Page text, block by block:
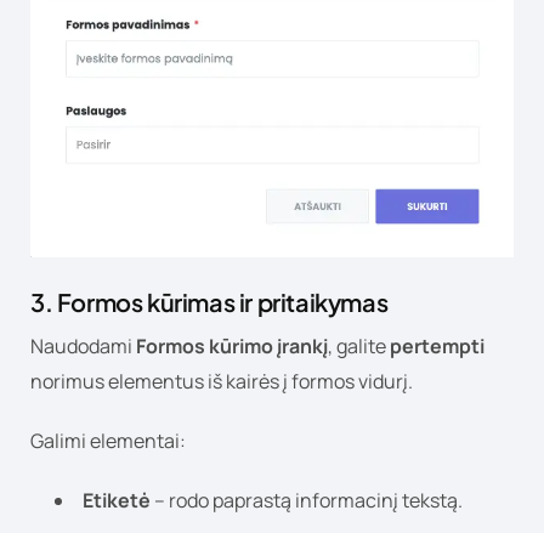
3. Formos kūrimas ir pritaikymas
Naudodami Formos kūrimo įrankį, galitepertempti
norimus elementus iš kairės į formos vidurį.
Galimi elementai:
Etiketė – rodo paprastą informacinį tekstą.